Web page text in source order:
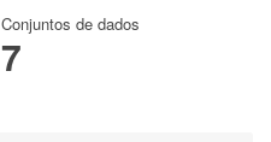
Conjuntos de dados
7